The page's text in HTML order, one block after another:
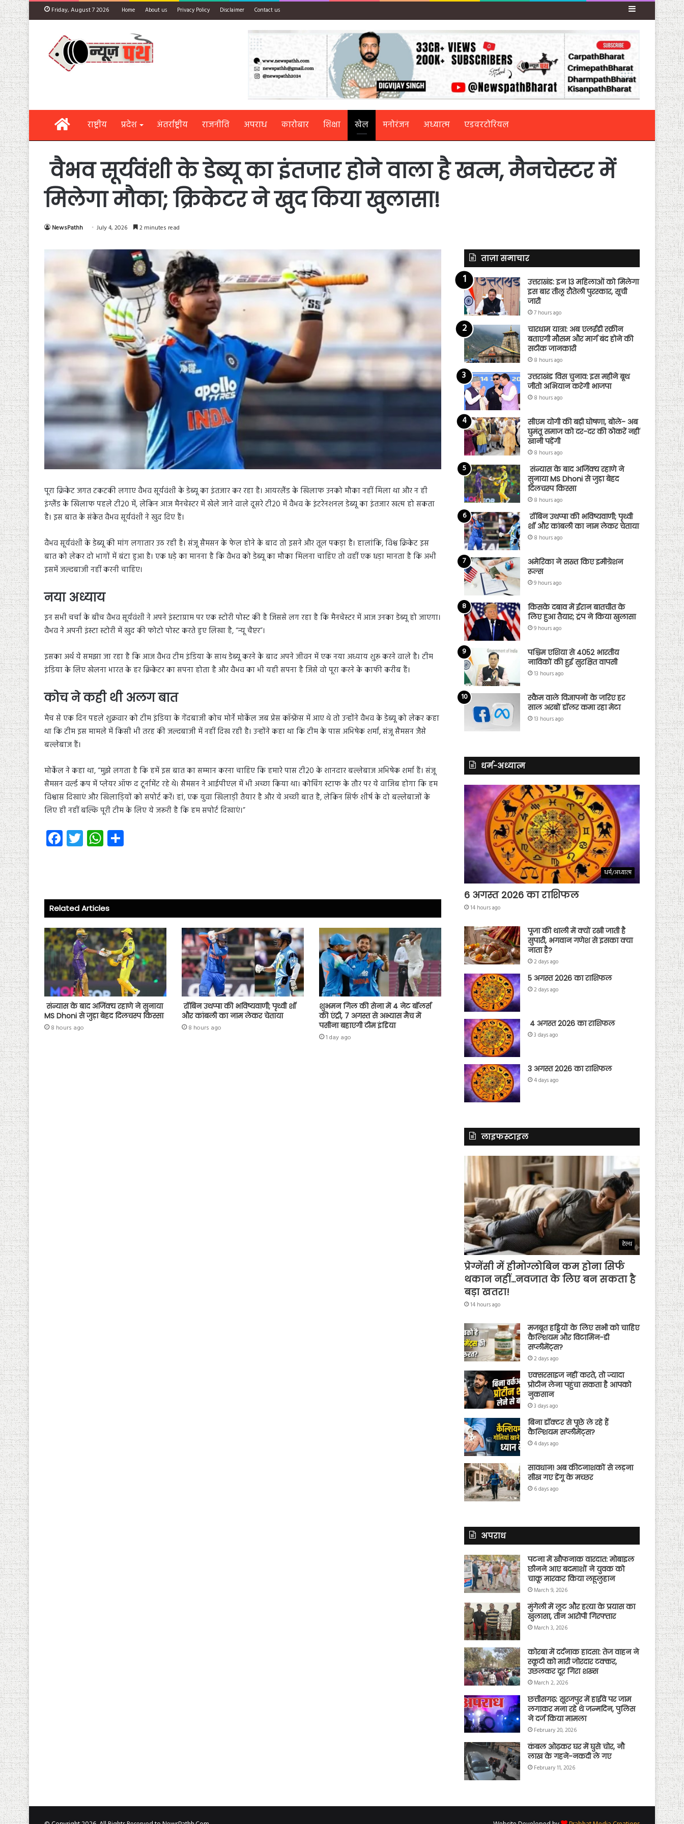
Friday, August 7 2026 Home About us Privacy Policy Disclaimer Contact us Sidebar
Homeराष्ट्रीय प्रदेश अंतर्राष्ट्रीय राजनीति अपराध कारोबार शिक्षा खेल मनोरंजन अध्यात्म एडवरटोरियल
वैभव सूर्यवंशी के डेब्यू का इंतजार होने वाला है खत्म, मैनचेस्टर में
मिलेगा मौका; क्रिकेटर ने खुद किया खुलासा!
NewsPathh July 4, 2026 2 minutes read
पूरा क्रिकेट जगत टकटकी लगाए वैभव सूर्यवंशी के डेब्यू का इंतजार कर रहा है। आयरलैंड के खिलाफ उनको मौका नहीं मिला था और न ही
इंग्लैंड के खिलाफ पहले टी20 में, लेकिन आज मैनचेस्टर में खेले जाने वाले दूसरे टी20 में वैभव के इंटरेनशनल डेब्यू का इंतजार खत्म हो सकता
है। इस बात के संकेत वैभव सूर्यवंशी ने खुद दिए हैं।
वैभव सूर्यवंशी के डेब्यू की मांग लगातार उठ रही है। संजू सैमसन के फेल होने के बाद तो इसने और तूल पकड़ा है। हालांकि, विश्व क्रिकेट इस
बात को लेकर दो भागों में बंटा हुआ है। एक धड़े का मानना है कि वैभव को डेब्यू का मौका मिलना चाहिए तो वहीं एक धड़ा मानता है कि अभी
इसमें जल्दबाजी नहीं करनी चाहिए।
नया अध्याय
इन सभी चर्चा के बीच वैभव सूर्यवंशी ने अपने इंस्टाग्राम पर एक स्टोरी पोस्ट की है जिससे लग रहा है कि मैनचेस्टर में आज उनका डेब्यू हो जाएगा।
वैभव ने अपनी इंस्टा स्टोरी में खुद की फोटो पोस्ट करते हुए लिखा है, “न्यू चैप्टर”।
इसका अर्थ ये समझा जा रहा है कि आज वैभव टीम इंडिया के साथ डेब्यू करने के बाद अपने जीवन में एक नया अध्याय शुरू करने वाले है। टीम
इंडिया के लिए खेलना भारत के हर क्रिकेटर का सपना होता है और वैभव का भी यही सपना है जिसे वो पूरा करने के काफी करीब हैं।
कोच ने कही थी अलग बात
मैच से एक दिन पहले शुक्रवार को टीम इंडिया के गेंदबाजी कोच मोर्ने मोर्केल जब प्रेस कॉन्फ्रेंस में आए थे तो उन्होंने वैभव के डेब्यू को लेकर कहा
था कि टीम इस मामले में किसी भी तरह की जल्दबाजी में नहीं दिख रही है। उन्होंने कहा था कि टीम के पास अभिषेक शर्मा, संजू सैमसन जैसे
बल्लेबाज हैं।
मोर्केल ने कहा था, “मुझे लगता है कि हमें इस बात का सम्मान करना चाहिए कि हमारे पास टी20 के शानदार बल्लेबाज अभिषेक शर्मा हैं। संजू
सैमसन वर्ल्ड कप में प्लेयर ऑफ द टूर्नामेंट रहे थे। सैमसन ने आईपीएल में भी अच्छा किया था। कोचिंग स्टाफ के तौर पर ये वाजिब होगा कि हम
विश्वास दिखाएं और खिलाड़ियों को सपोर्ट करें। हां, एक युवा खिलाड़ी तैयार है और ये अच्छी बात है, लेकिन सिर्फ शीर्ष के दो बल्लेबाजों के
लिए ही नहीं बल्कि पूरी टीम के लिए ये जरूरी है कि हम सपोर्ट दिखाएं।”
Fa
ce
ok
T
wi
W
ha
p
p
Related Articles
संन्यास के बाद अजिंक्‍य रहाणे ने सुनाया
MS Dhoni से जुड़ा बेहद दिलचस्प किस्सा
8 hours ago
रॉबिन उथप्पा की भविष्यवाणी; पृथ्वी शॉ
और कांबली का नाम लेकर चेताया
8 hours ago
शुभमन गिल की सेना में 4 नेट बॉलर्स
की एंट्री, 7 अगस्त से अभ्यास मैच में
पसीना बहाएगी टीम इंडिया
1 day ago
ताज़ा समाचार
उत्तराखंड: इन 13 महिलाओं को मिलेगा
इस बार तीलू रौतेली पुरस्कार, सूची
जारी
7 hours ago
चारधाम यात्रा: अब एलईडी स्क्रीन
बताएगी मौसम और मार्ग बंद होने की
सटीक जानकारी
8 hours ago
उत्तराखंड विस चुनाव: इस महीने बूथ
जीतो अभियान करेगी भाजपा
8 hours ago
सीएम योगी की बड़ी घोषणा, बोले- अब
घुमंतू समाज को दर-दर की ठोकरें नहीं
खानी पड़ेंगी
8 hours ago
संन्यास के बाद अजिंक्‍य रहाणे ने
सुनाया MS Dhoni से जुड़ा बेहद
दिलचस्प किस्सा
8 hours ago
रॉबिन उथप्पा की भविष्यवाणी; पृथ्वी
शॉ और कांबली का नाम लेकर चेताया
8 hours ago
अमेरिका ने सख्त किए इमीग्रेशन
रूल्स
9 hours ago
किसके दबाव में ईरान बातचीत के
लिए हुआ तैयार; ट्रंप ने किया खुलासा
9 hours ago
पश्चिम एशिया से 4052 भारतीय
नाविकों की हुई सुरक्षित वापसी
13 hours ago
स्कैम वाले विज्ञापनों के जरिए हर
साल अरबों डॉलर कमा रहा मेटा
13 hours ago
धर्म-अध्यात्म
धर्म/अध्यात्म
6 अगस्त 2026 का राशिफल
14 hours ago
पूजा की थाली में क्यों रखी जाती है
सुपारी, भगवान गणेश से इसका क्या
नाता है?
2 days ago
5 अगस्त 2026 का राशिफल
2 days ago
4 अगस्त 2026 का राशिफल
3 days ago
3 अगस्त 2026 का राशिफल
4 days ago
लाइफस्टाइल
हेल्थ
प्रेग्नेंसी में हीमोग्लोबिन कम होना सिर्फ
थकान नहीं…नवजात के लिए बन सकता है
बड़ा खतरा!
14 hours ago
मजबूत हड्डियों के लिए सभी को चाहिए
कैल्शियम और विटामिन-डी
सप्लीमेंट्स?
2 days ago
एक्सरसाइज नहीं करते, तो ज्यादा
प्रोटीन लेना पहुंचा सकता है आपको
नुकसान
3 days ago
बिना डॉक्टर से पूछे ले रहे हैं
कैल्शियम सप्लीमेंट्स?
4 days ago
सावधान! अब कीटनाशकों से लड़ना
सीख गए डेंगू के मच्छर
6 days ago
अपराध
पटना में खौफनाक वारदात: मोबाइल
छीनने आए बदमाशों ने युवक को
चाकू मारकर किया लहूलुहान
March 9, 2026
मुंगेली में लूट और हत्या के प्रयास का
खुलासा, तीन आरोपी गिरफ्तार
March 3, 2026
कोरबा में दर्दनाक हादसा: तेज वाहन ने
स्कूटी को मारी जोरदार टक्कर,
उछलकर दूर गिरा शख्स
March 2, 2026
छत्तीसगढ़: सूरजपुर में हाईवे पर जाम
लगाकर मना रहे थे जन्मदिन, पुलिस
ने दर्ज किया मामला
February 20, 2026
कंबल ओढ़कर घर में घुसे चोर, नौ
लाख के गहने-नकदी ले गए
February 11, 2026